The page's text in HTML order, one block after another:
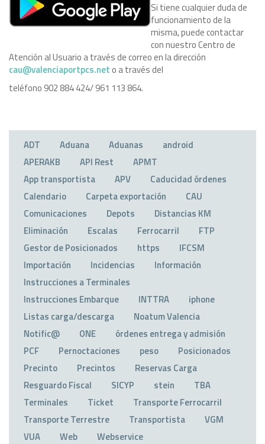
Si tiene cualquier duda de
funcionamiento de la
misma, puede contactar
con nuestro Centro de
Atención al Usuario a través de correo en la dirección
cau@valenciaportpcs.neto a través del
teléfono 902 884 424/ 961 113 864.
ADT Aduana Aduanas
android
APERAKB
API Rest
APMT
App transportista
APV
Caducidad órdenes
Calendario
Carpeta exportación
CAU
Comunicaciones
Depots
Distancias KM
Eliminación
Escalas Ferrocarril
FTP
Gestor de Posicionados
https
IFCSM
Importación
Incidencias
Información
Instrucciones a Terminales
Instrucciones Embarque
INTTRA
iphone
Listas carga/descarga
Noatum Valencia
Notific@
ONE
órdenes entrega y admisión
PCF
Pernoctaciones peso
Posicionados
Precinto
Precintos
Reservas Carga
Resguardo Fiscal
SICYP stein
TBA
Terminales
Ticket
Transporte Ferrocarril
Transporte Terrestre
Transportista
VGM
VUA
Web Webservice